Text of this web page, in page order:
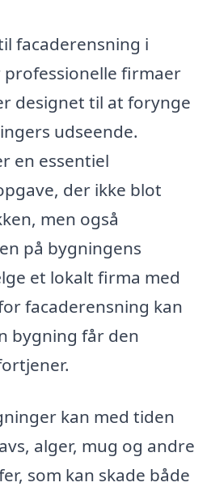
facaderensning i
professionelle firmaer
designet til at forynge
udseende.
en essentiel
der ikke blot
men også
på bygningens
et lokalt firma med
facaderensning kan
bygning får den
kan med tiden
alger, mug og andre
som kan skade både